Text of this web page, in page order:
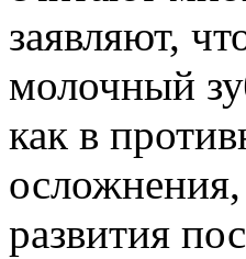
заявляют,
молочный
как в
развития